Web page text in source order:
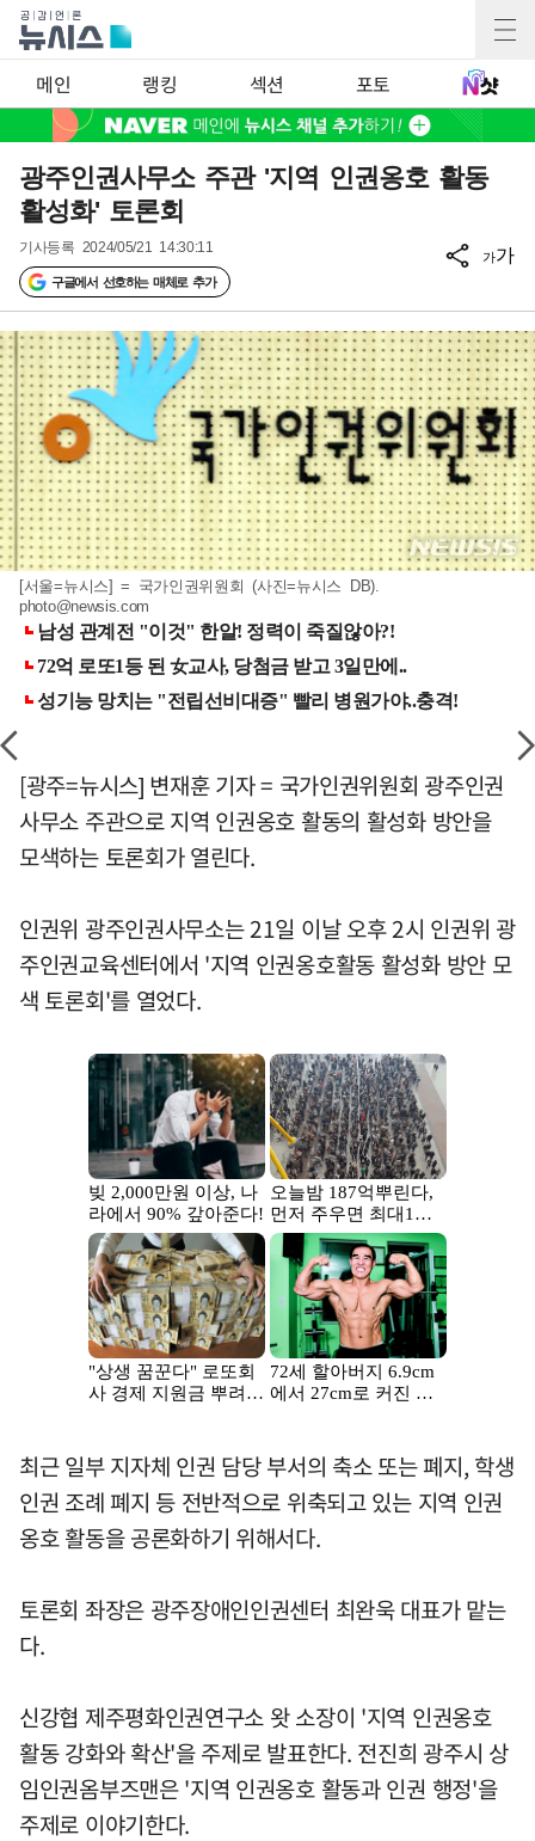
메인 랭킹 섹션 포토
광주인권사무소 주관 '지역 인권옹호 활동
활성화' 토론회
기사등록 2024/05/21 14:30:11
구글에서 선호하는 매체로 추가
가가
[서울=뉴시스] = 국가인권위원회 (사진=뉴시스 DB).
photo@newsis.com
[광주=뉴시스] 변재훈 기자 = 국가인권위원회 광주인권
사무소 주관으로 지역 인권옹호 활동의 활성화 방안을
모색하는 토론회가 열린다.
인권위 광주인권사무소는 21일 이날 오후 2시 인권위 광
주인권교육센터에서 '지역 인권옹호활동 활성화 방안 모
색 토론회'를 열었다.
최근 일부 지자체 인권 담당 부서의 축소 또는 폐지, 학생
인권 조례 폐지 등 전반적으로 위축되고 있는 지역 인권
옹호 활동을 공론화하기 위해서다.
토론회 좌장은 광주장애인인권센터 최완욱 대표가 맡는
다.
신강협 제주평화인권연구소 왓 소장이 '지역 인권옹호
활동 강화와 확산'을 주제로 발표한다. 전진희 광주시 상
임인권옴부즈맨은 '지역 인권옹호 활동과 인권 행정'을
주제로 이야기한다.